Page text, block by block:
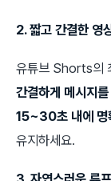
2. 짧고 간결한 영
유튜브 Shorts의
간결하게 메시지
15~30초 내에 명
유지하세요.